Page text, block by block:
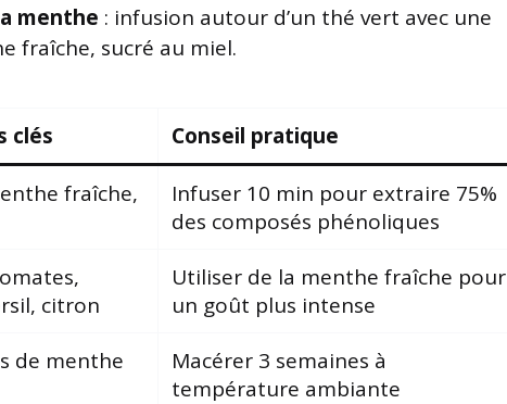
menthe : infusion autour d’un thé vert avec une
fraîche, sucré au miel.
clés Conseil pratique
fraîche,
Infuser 10 min pour extraire 75%
des composés phénoliques
citron
Utiliser de la menthe fraîche pour
un goût plus intense
de menthe
Macérer 3 semaines à
température ambiante